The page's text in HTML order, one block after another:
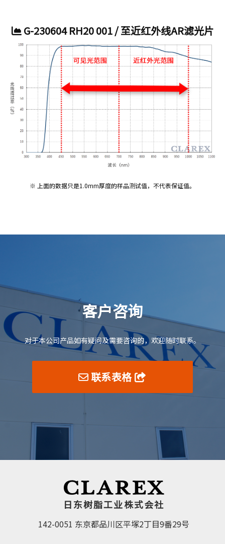
G-230604 RH20 001 / 至近红外线AR滤光片
※ 上面的数据只是1.0mm厚度的样品测试值，不代表保证值。
客户咨询
对于本公司产品如有疑问及需要咨询的，欢迎随时联系。
联系表格
日东树脂工业株式会社
142-0051 东京都品川区平塚2丁目9番29号